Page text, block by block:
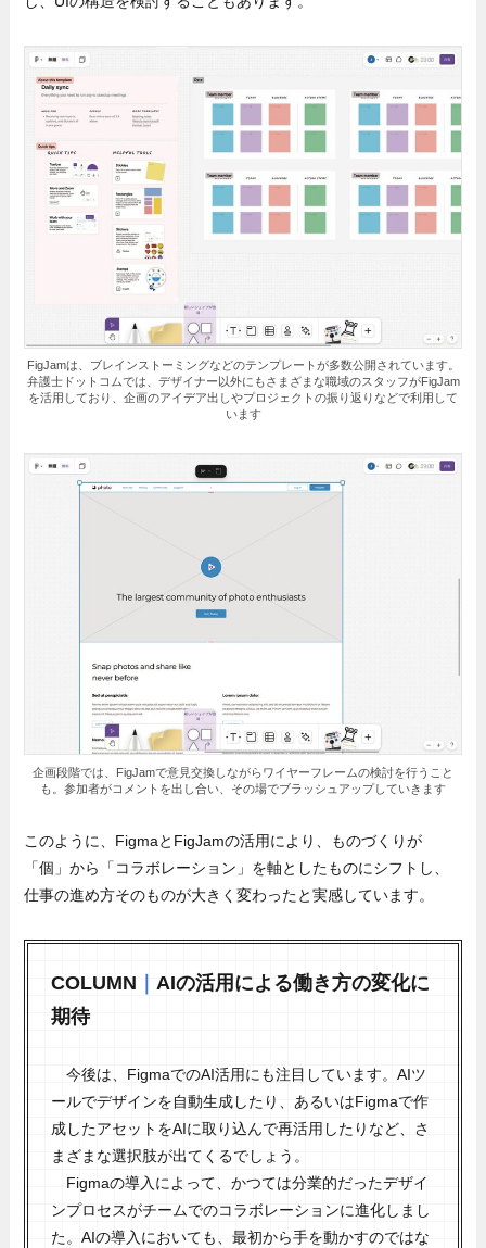
FigJamは、ブレインストーミングなどのテンプレートが多数公開されています。
弁護士ドットコムでは、デザイナー以外にもさまざまな職域のスタッフがFigJam
を活用しており、企画のアイデア出しやプロジェクトの振り返りなどで利用して
います
企画段階では、FigJamで意見交換しながらワイヤーフレームの検討を行うこと
も。参加者がコメントを出し合い、その場でブラッシュアップしていきます
このように、FigmaとFigJamの活用により、ものづくりが
「個」から「コラボレーション」を軸としたものにシフトし、
仕事の進め方そのものが大きく変わったと実感しています。
COLUMN
AIの活用による働き方の変化に
期待
今後は、FigmaでのAI活用にも注目しています。AIツ
ールでデザインを自動生成したり、あるいはFigmaで作
成したアセットをAIに取り込んで再活用したりなど、さ
まざまな選択肢が出てくるでしょう。
Figmaの導入によって、かつては分業的だったデザイ
ンプロセスがチームでのコラボレーションに進化しまし
た。AIの導入においても、最初から手を動かすのではな